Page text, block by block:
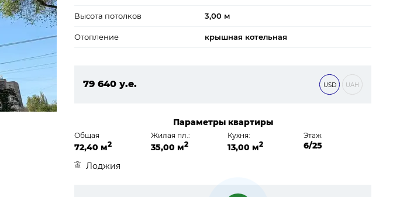
Высота потолков 3,00 м
Отопление крышная котельная
79 640 у.е.
USD UAH
Параметры квартиры
Общая
72,40 м2
Жилая пл.:
35,00 м2
Кухня:
13,00 м2
Этаж
6/25
Лоджия